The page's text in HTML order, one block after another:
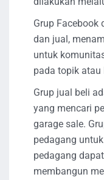
Grup
dan jual,
untuk
pada topik atau
Grup jual beli
yang mencari
garage sale.
pedagang
pedagang
membangun